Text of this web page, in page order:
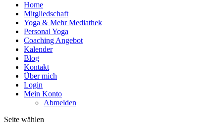
Home
Mitgliedschaft
Yoga & Mehr Mediathek
Personal Yoga
Coaching Angebot
Kalender
Blog
Kontakt
Über mich
Login
Mein Konto
Abmelden
Seite wählen